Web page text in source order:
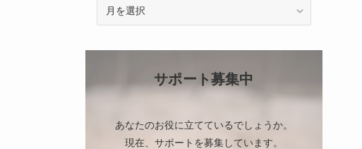
イ
サポート募集中
あなたのお役に立てているでしょうか。
現在、サポートを募集しています。